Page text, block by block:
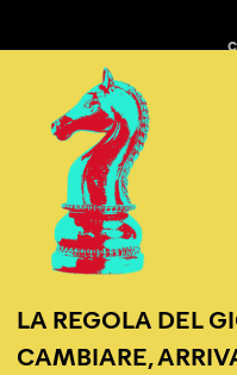
LA REGOLA DEL
CAMBIARE,